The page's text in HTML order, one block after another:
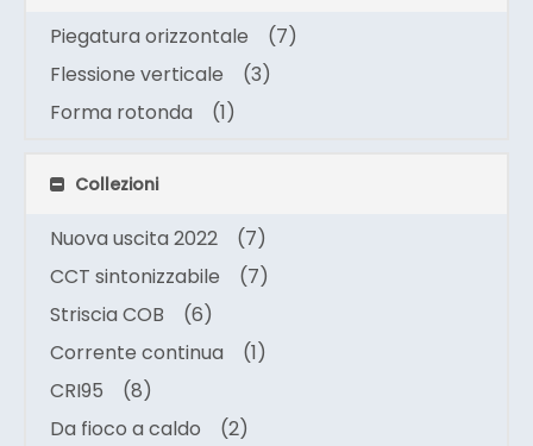
Piegatura orizzontale
(7)
Flessione verticale
(3)
Forma rotonda
(1)
Collezioni
Nuova uscita 2022
(7)
CCT sintonizzabile
(7)
Striscia COB
(6)
Corrente continua
(1)
CRI95
(8)
Da fioco a caldo
(2)